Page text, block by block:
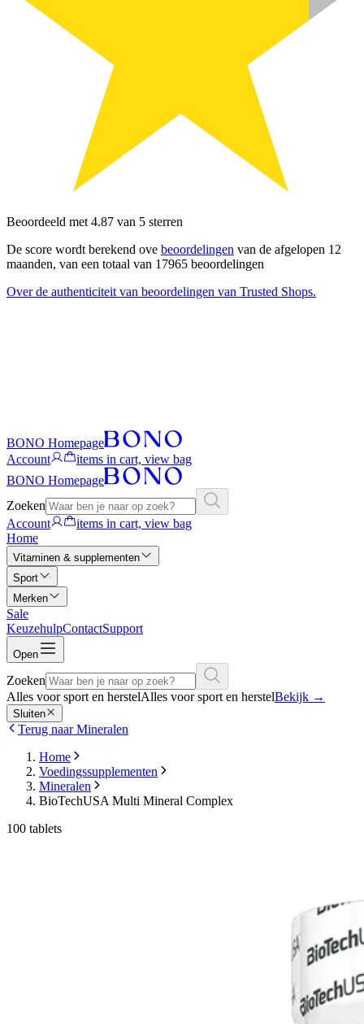
Beoordeeld met 4.87 van 5 sterren
De score wordt berekend ove beoordelingen van de afgelopen 12
maanden, van een totaal van 17965 beoordelingen
Over de authenticiteit van beoordelingen van Trusted Shops.
BONO Homepage
Account
items in cart, view bag
BONO Homepage
Zoeken
Account
items in cart, view bag
Home
Vitaminen & supplementen
Sport
Merken
Sale
KeuzehulpContactSupport
Open
Zoeken
Alles voor sport en herstelAlles voor sport en herstelBekijk →
Sluiten
Terug naar Mineralen
Home
Voedingssupplementen
Mineralen
BioTechUSA Multi Mineral Complex
100 tablets